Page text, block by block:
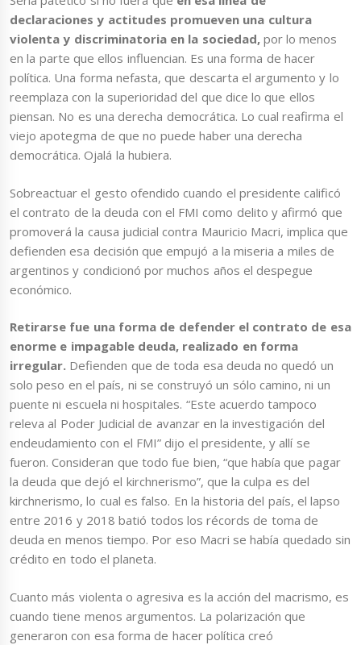
declaraciones y actitudes promueven una cultura
violenta y discriminatoria en la sociedad,por lo menos
en la parte que ellos influencian. Es una forma de hacer
política. Una forma nefasta, que descarta el argumento y lo
reemplaza con la superioridad del que dice lo que ellos
piensan. No es una derecha democrática. Lo cual reafirma el
viejo apotegma de que no puede haber una derecha
democrática. Ojalá la hubiera.
Sobreactuar el gesto ofendido cuando el presidente calificó
el contrato de la deuda con el FMI como delito y afirmó que
promoverá la causa judicial contra Mauricio Macri, implica que
defienden esa decisión que empujó a la miseria a miles de
argentinos y condicionó por muchos años el despegue
económico.
Retirarse fue una forma de defender el contrato de esa
enorme e impagable deuda, realizado en forma
irregular. Defienden que de toda esa deuda no quedó un
solo peso en el país, ni se construyó un sólo camino, ni un
puente ni escuela ni hospitales. “Este acuerdo tampoco
releva al Poder Judicial de avanzar en la investigación del
endeudamiento con el FMI” dijo el presidente, y allí se
fueron. Consideran que todo fue bien, “que había que pagar
la deuda que dejó el kirchnerismo”, que la culpa es del
kirchnerismo, lo cual es falso. En la historia del país, el lapso
entre 2016 y 2018 batió todos los récords de toma de
deuda en menos tiempo. Por eso Macri se había quedado sin
crédito en todo el planeta.
Cuanto más violenta o agresiva es la acción del macrismo, es
cuando tiene menos argumentos. La polarización que
generaron con esa forma de hacer política creó